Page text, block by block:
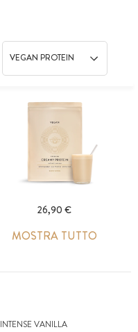
VEGAN PROTEIN
26,90 €
MOSTRA TUTTO
INTENSE VANILLA